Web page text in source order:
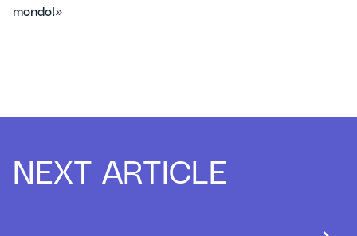
mondo!»
NEXT ARTICLE